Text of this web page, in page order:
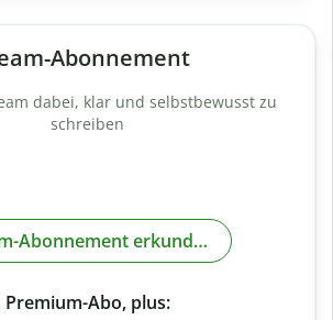
Abonnement
dabei, klar und selbstbewusst zu
schreiben
Abonnement erkunden
Premium-Abo, plus: